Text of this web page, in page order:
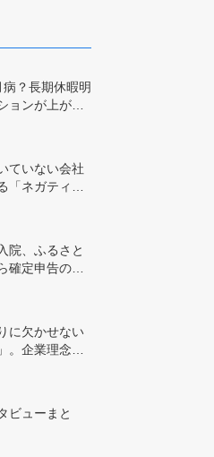
？長期休暇明
ョンが上が…
ていない会社
「ネガティ…
院、ふるさと
確定申告の…
に欠かせない
。企業理念…
ビューまと